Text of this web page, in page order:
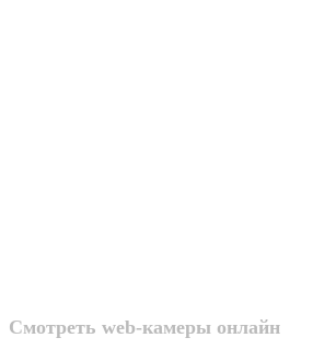
Смотреть web-камеры онлайн